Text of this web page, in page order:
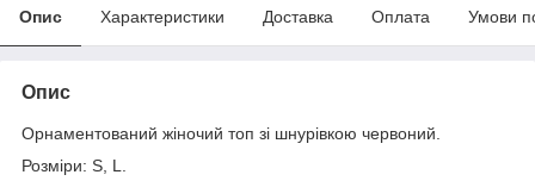
Опис Характеристики Доставка Оплата Умови
Опис
Орнаментований жіночий топ зі шнурівкою червоний.
Розміри: S, L.